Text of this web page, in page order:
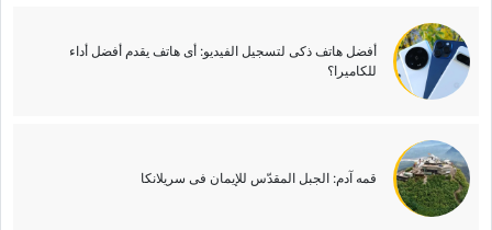
أفضل هاتف ذکی لتسجیل الفیدیو: أی هاتف یقدم أفضل أداء
للکامیرا؟
قمه آدم: الجبل المقدّس للإیمان فی سریلانکا